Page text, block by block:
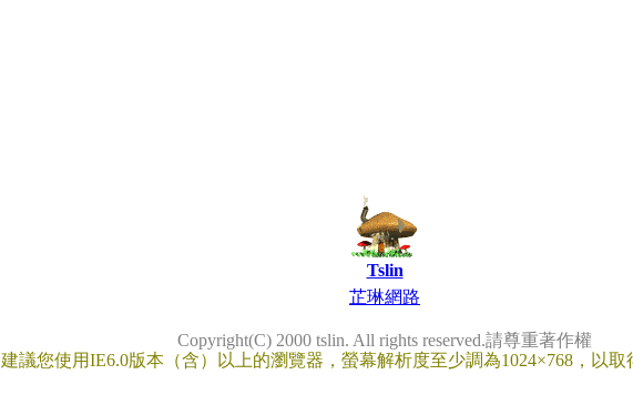
Tslin
芷琳網路
Copyright(C) 2000 tslin. All rights reserved.請尊重著作權
建議您使用IE6.0版本（含）以上的瀏覽器，螢幕解析度至少調為1024×768，以取